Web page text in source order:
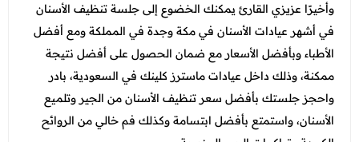
وأخيرًا عزيزي القارئ يمكنك الخضوع إلى جلسة تنظيف الأسنان
في أشهر عيادات الأسنان في مكة وجدة في المملكة ومع أفضل
الأطباء وبأفضل الأسعار مع ضمان الحصول على أفضل نتيجة
ممكنة، وذلك داخل عيادات ماسترز كلينك في السعودية، بادر
واحجز جلستك بأفضل سعر تنظيف الأسنان من الجير وتلميع
الأسنان، واستمتع بأفضل ابتسامة وكذلك فم خالي من الروائح